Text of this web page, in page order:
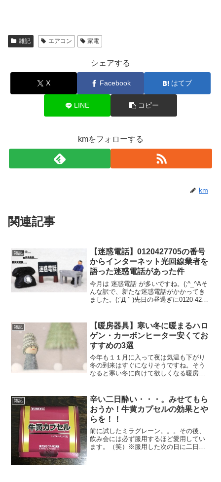
雑記 エアコン 家電
シェアする
X Facebook はてブ
LINE コピー
kmをフォローする
km
関連記事
雑記
【迷惑電話】0120427705の番号
からインターネット光回線業者を
語った迷惑電話があった件
今月は 迷惑電話 が多いですね。(;^_^Aそ
んな訳で、新たな迷惑電話がかかってき
ました。(;´Д｀)先日の昼過ぎに0120-427-
きました。（笑）ど...
雑記
【暖房器具】寒い冬に暖まるハロ
ゲン・カーボンヒーター安くてお
すすめの3選
今年も１１月に入って夜は気温も下がり
冬の到来はすぐになりそうですね。そう
なると寒い冬に向けて欲しくなる暖房器
ターがおすすめです。今は景気も悪くで
きれば安く用意したところ...
雑記
辛い二日酔い・・・。みせてもら
おうか！牛黄カプセルの効果とや
らを！！
前に試したミラグレーン。。。その後、
飲み会には必ず服用するほど愛用してい
ます。（笑）※服用した次の日に二日酔